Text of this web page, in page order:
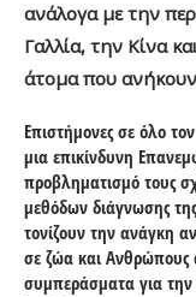
ανάλογα με την
Γαλλία, την Κίνα
άτομα που
Επιστήμονες σε όλο
μια επικίνδυνη
προβληματισμό τους
μεθόδων διάγνωσης
τονίζουν την ανάγκη
σε ζώα και Ανθρώπους
συμπεράσματα για την